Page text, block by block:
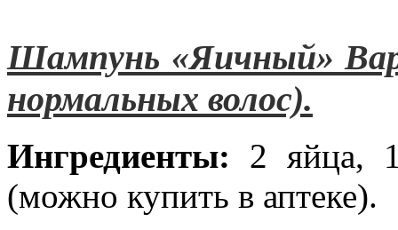
Шампунь «Яичный»
нормальных волос).
Ингредиенты: 2 яйца,
(можно купить в аптеке).